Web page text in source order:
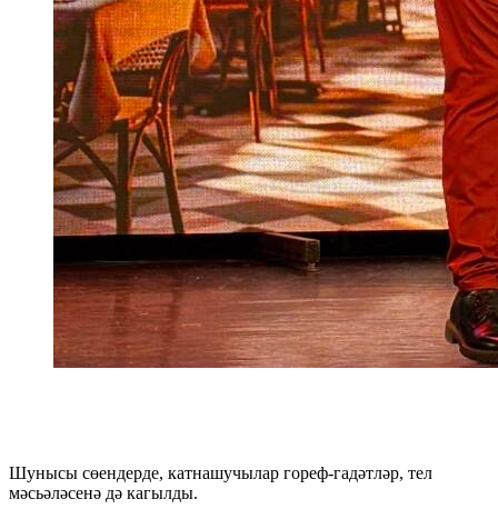
Шунысы сөендерде, катнашучылар гореф-гадәтләр, тел
мәсьәләсенә дә кагылды.